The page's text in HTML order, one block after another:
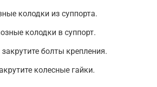
колодки из суппорта.
колодки в суппорт.
болты крепления.
колесные гайки.